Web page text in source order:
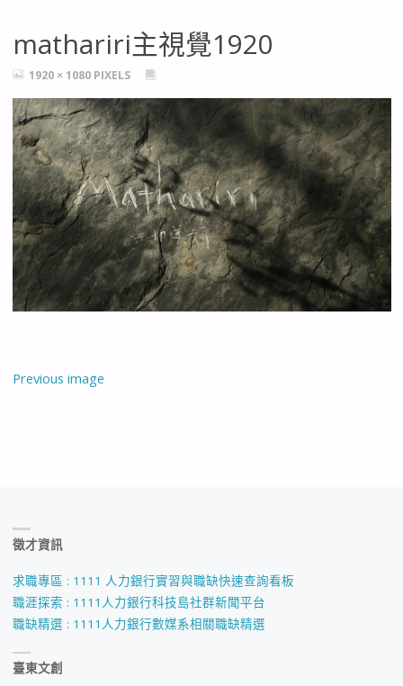
mathariri主視覺1920
FULL1920 × 1080 PIXELS
Previous image
徵才資訊
求職專區 : 1111 人力銀行實習與職缺快速查詢看板
職涯探索 : 1111人力銀行科技島社群新聞平台
職缺精選 : 1111人力銀行數媒系相關職缺精選
臺東文創